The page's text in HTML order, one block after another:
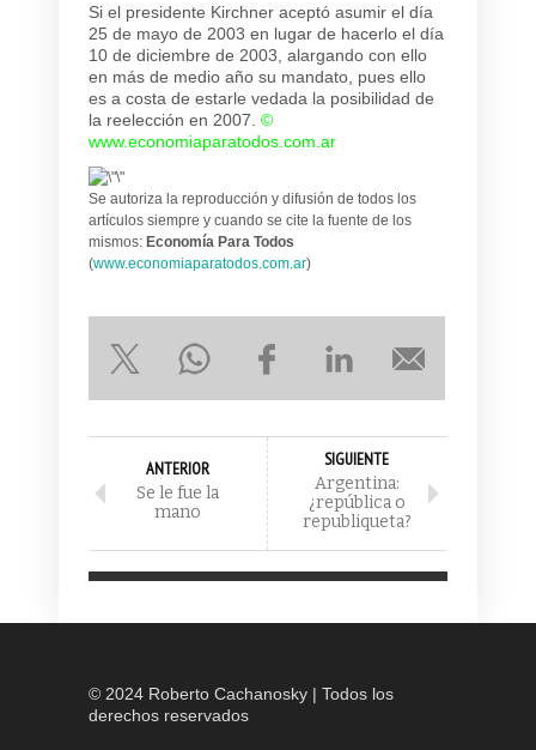
Si el presidente Kirchner aceptó asumir el día
25 de mayo de 2003 en lugar de hacerlo el día
10 de diciembre de 2003, alargando con ello
en más de medio año su mandato, pues ello
es a costa de estarle vedada la posibilidad de
la reelección en 2007. ©
www.economiaparatodos.com.ar
Se autoriza la reproducción y difusión de todos los
artículos siempre y cuando se cite la fuente de los
mismos: Economía Para Todos
(www.economiaparatodos.com.ar)
ANTERIOR
Se le fue la
mano
SIGUIENTE
Argentina:
¿república o
republiqueta?
© 2024 Roberto Cachanosky | Todos los
derechos reservados